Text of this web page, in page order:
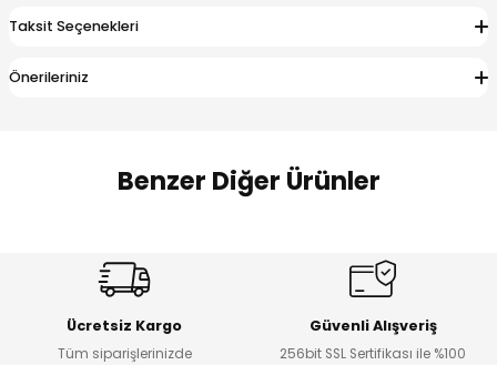
Taksit Seçenekleri
Önerileriniz
Benzer Diğer Ürünler
Dantelya Kız Çocuk Tişört
Puba Unisex Kot 3’lü Takım
Ücretsiz Kargo
Tüm siparişlerinizde
Güvenli Alışveriş
256bit SSL Sertifikası ile %100
Alt
ve Taç